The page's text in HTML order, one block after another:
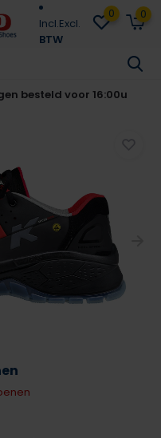
Incl.Excl.
BTW
0 0
besteld voor 16:00u